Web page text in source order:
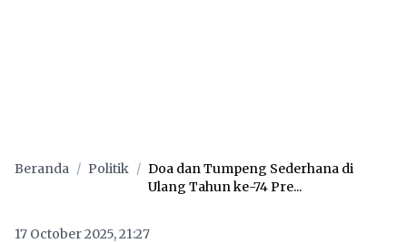
Beranda / Politik / Doa dan Tumpeng Sederhana di
Ulang Tahun ke-74 Pre...
17 October 2025, 21:27